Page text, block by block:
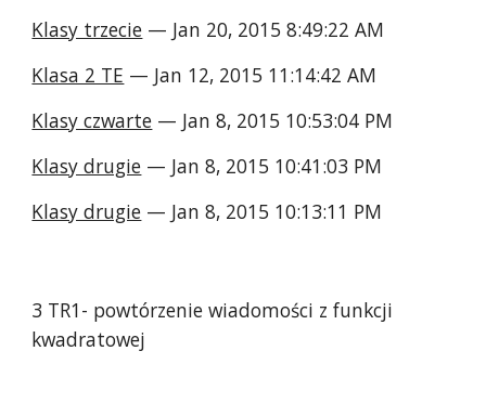
Klasy trzecie — Jan 20, 2015 8:49:22 AM
Klasa 2 TE — Jan 12, 2015 11:14:42 AM
Klasy czwarte — Jan 8, 2015 10:53:04 PM
Klasy drugie — Jan 8, 2015 10:41:03 PM
Klasy drugie — Jan 8, 2015 10:13:11 PM
3 TR1- powtórzenie wiadomości z funkcji
kwadratowej